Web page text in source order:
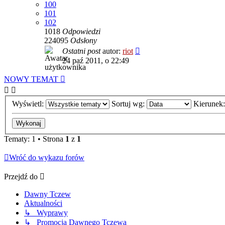
100
101
102
1018 Odpowiedzi
224095 Odsłony
Ostatni postautor: riot
24 paź 2011, o 22:49
NOWY TEMAT
Wyświetl: Sortuj wg:
Tematy: 1 • Strona 1 z 1
Wróć do wykazu forów
Przejdź do
Dawny Tczew
Aktualności
↳ Wyprawy
↳ Promocja Dawnego Tczewa